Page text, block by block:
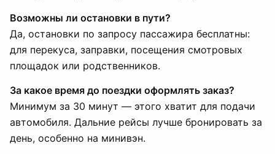
Возможны ли остановки в пути?
Да, остановки по запросу пассажира бесплатны:
для перекуса, заправки, посещения смотровых
площадок или родственников.
За какое время до поездки оформлять заказ?
Минимум за 30 минут — этого хватит для подачи
автомобиля. Дальние рейсы лучше бронировать за
день, особенно на минивэн.